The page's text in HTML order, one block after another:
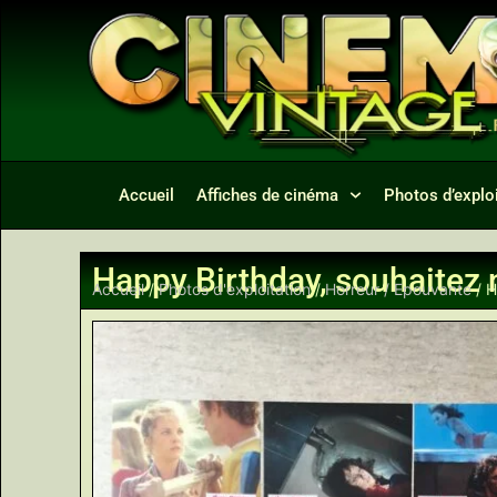
Accueil Affiches de cinéma Photos
Happy Birthday, souhaitez
Accueil/Photos d'exploitation/Horreur / Epouvante/